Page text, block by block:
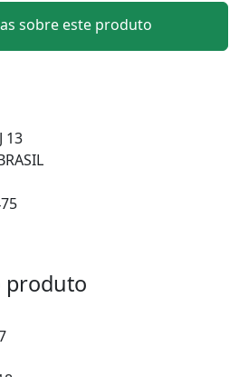
sobre este produto
13
produto